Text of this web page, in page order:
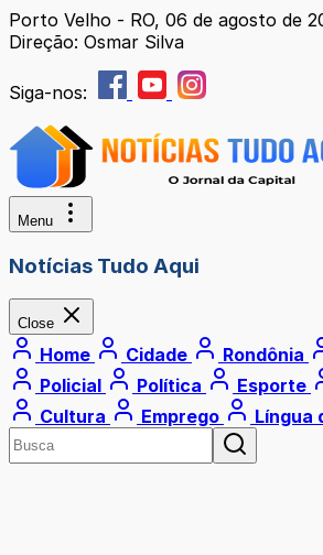
Porto Velho - RO, 06 de agosto de
Direção: Osmar Silva
Siga-nos:
Menu
Notícias Tudo Aqui
Close
Home Cidade Rondônia
Policial
Política Esporte
Cultura
Emprego Língua